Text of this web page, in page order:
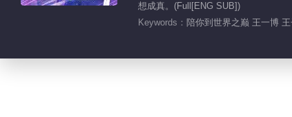
想成真。(Full[ENG SUB])
Keywords： 陪你到世界之巅 王一博